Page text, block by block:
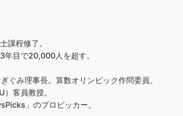
課程修了。
目で20,000人を超す。
ぐみ理事長。算数オリンピック作問委員。
客員教授。
」のプロピッカー。